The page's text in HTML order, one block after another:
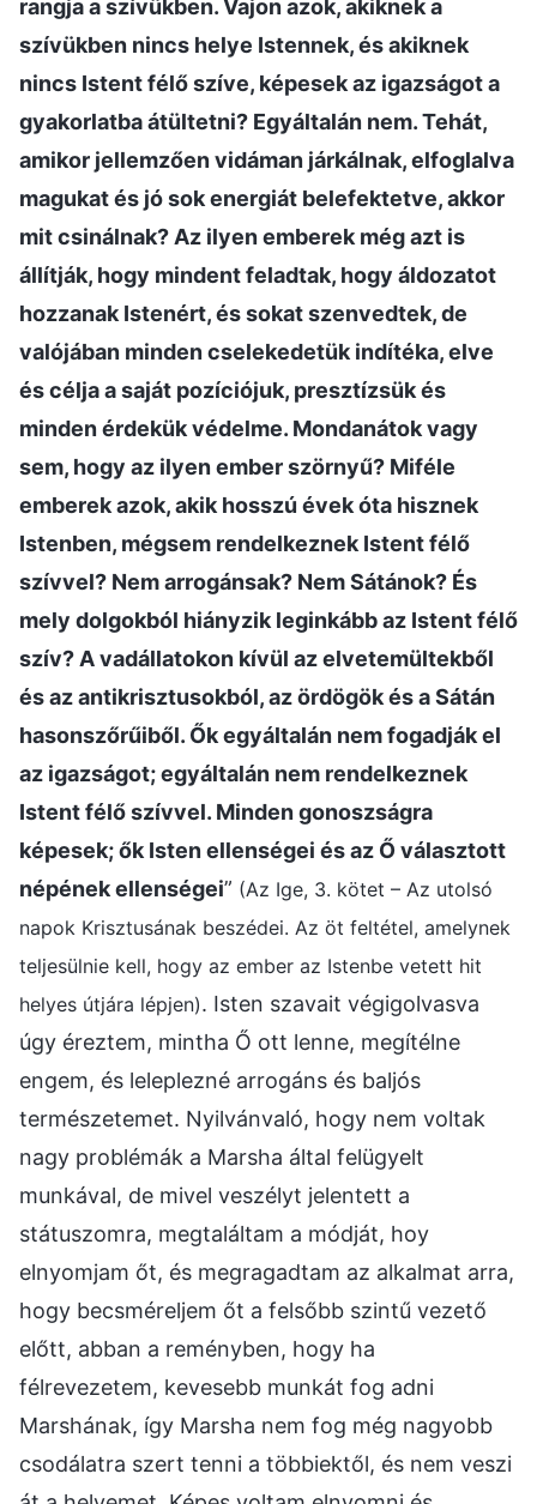
rangja a szívükben. Vajon azok, akiknek a
szívükben nincs helye Istennek, és akiknek
nincs Istent félő szíve, képesek az igazságot a
gyakorlatba átültetni? Egyáltalán nem. Tehát,
amikor jellemzően vidáman járkálnak, elfoglalva
magukat és jó sok energiát belefektetve, akkor
mit csinálnak? Az ilyen emberek még azt is
állítják, hogy mindent feladtak, hogy áldozatot
hozzanak Istenért, és sokat szenvedtek, de
valójában minden cselekedetük indítéka, elve
és célja a saját pozíciójuk, presztízsük és
minden érdekük védelme. Mondanátok vagy
sem, hogy az ilyen ember szörnyű? Miféle
emberek azok, akik hosszú évek óta hisznek
Istenben, mégsem rendelkeznek Istent félő
szívvel? Nem arrogánsak? Nem Sátánok? És
mely dolgokból hiányzik leginkább az Istent félő
szív? A vadállatokon kívül az elvetemültekből
és az antikrisztusokból, az ördögök és a Sátán
hasonszőrűiből. Ők egyáltalán nem fogadják el
az igazságot; egyáltalán nem rendelkeznek
Istent félő szívvel. Minden gonoszságra
képesek; ők Isten ellenségei és az Ő választott
népének ellenségei” (Az Ige, 3. kötet – Az utolsó
napok Krisztusának beszédei. Az öt feltétel, amelynek
teljesülnie kell, hogy az ember az Istenbe vetett hit
helyes útjára lépjen). Isten szavait végigolvasva
úgy éreztem, mintha Ő ott lenne, megítélne
engem, és leleplezné arrogáns és baljós
természetemet. Nyilvánvaló, hogy nem voltak
nagy problémák a Marsha által felügyelt
munkával, de mivel veszélyt jelentett a
státuszomra, megtaláltam a módját, hoy
elnyomjam őt, és megragadtam az alkalmat arra,
hogy becsméreljem őt a felsőbb szintű vezető
előtt, abban a reményben, hogy ha
félrevezetem, kevesebb munkát fog adni
Marshának, így Marsha nem fog még nagyobb
csodálatra szert tenni a többiektől, és nem veszi